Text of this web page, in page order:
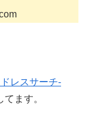
ドレスサーチ-
ます。